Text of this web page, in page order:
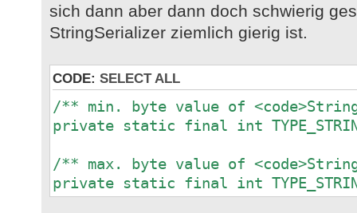
sich dann aber dann doch schwierig
StringSerializer ziemlich gierig ist.
CODE: SELECT ALL
/** min. byte value of
private static final int
/** max. byte value of
private static final int